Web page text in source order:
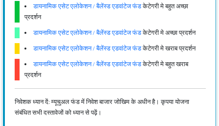
डायनामिक एसेट एलोकेशन / बैलेंस्ड एडवांटेज फंडकेटेगरी मे बहुत अच्छा
प्रदर्शन
डायनामिक एसेट एलोकेशन / बैलेंस्ड एडवांटेज फंडकेटेगरी मे अच्छा प्रदर्शन
डायनामिक एसेट एलोकेशन / बैलेंस्ड एडवांटेज फंडकेटेगरी मे खराब प्रदर्शन
डायनामिक एसेट एलोकेशन / बैलेंस्ड एडवांटेज फंडकेटेगरी मे बहुत खराब
प्रदर्शन
निवेशक ध्यान दें: म्यूचुअल फंड में निवेश बाजार जोखिम के अधीन है। कृपया योजना
संबंधित सभी दस्तावेजों को ध्यान से पढ़ें।